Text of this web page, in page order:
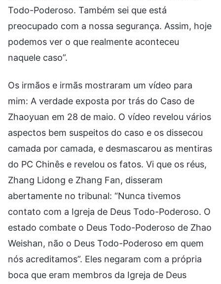
Todo-Poderoso. Também sei que está
preocupado com a nossa segurança. Assim, hoje
podemos ver o que realmente aconteceu
naquele caso”.
Os irmãos e irmãs mostraram um vídeo para
mim: A verdade exposta por trás do Caso de
Zhaoyuan em 28 de maio. O vídeo revelou vários
aspectos bem suspeitos do caso e os dissecou
camada por camada, e desmascarou as mentiras
do PC Chinês e revelou os fatos. Vi que os réus,
Zhang Lidong e Zhang Fan, disseram
abertamente no tribunal: “Nunca tivemos
contato com a Igreja de Deus Todo-Poderoso. O
estado combate o Deus Todo-Poderoso de Zhao
Weishan, não o Deus Todo-Poderoso em quem
nós acreditamos”. Eles negaram com a própria
boca que eram membros da Igreja de Deus